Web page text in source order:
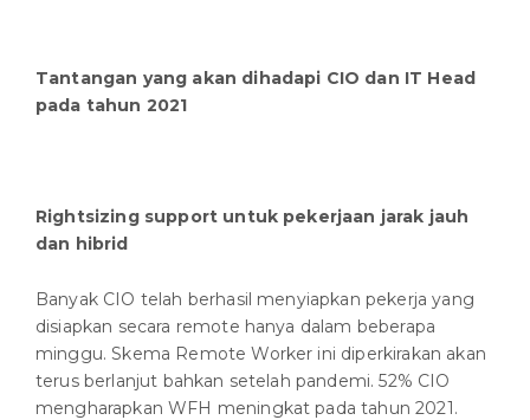
Tantangan yang akan dihadapi CIO dan IT Head
pada tahun 2021
Rightsizing support untuk pekerjaan jarak jauh
dan hibrid
Banyak CIO telah berhasil menyiapkan pekerja yang
disiapkan secara remote hanya dalam beberapa
minggu. Skema Remote Worker ini diperkirakan akan
terus berlanjut bahkan setelah pandemi. 52% CIO
mengharapkan WFH meningkat pada tahun 2021.